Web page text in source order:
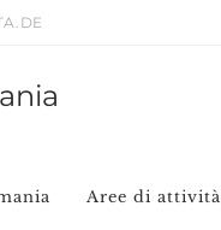
Aree di attività